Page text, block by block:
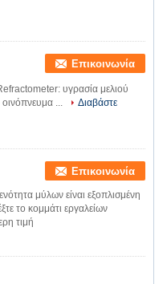
Επικοινωνία
υγρασία μελιού
...
Διαβάστε
Επικοινωνία
μύλων είναι εξοπλισμένη
το κομμάτι εργαλείων
τιμή